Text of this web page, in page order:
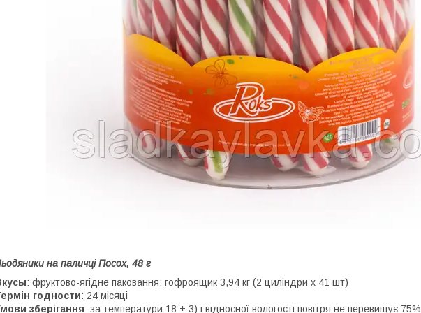
на паличці Посох, 48 г
: фруктово-ягідне паковання: гофроящик 3,94 кг (2 циліндри х 41 шт)
годности: 24 місяці
зберігання: за температури 18 ± 3) і відносної вологості повітря не перевищує 75%